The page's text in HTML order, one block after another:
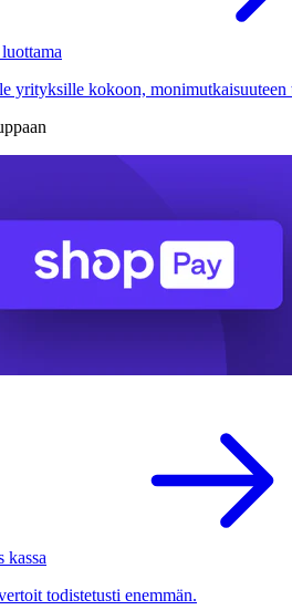
yrityksille kokoon, monimutkaisuuteen
kassa
todistetusti enemmän.